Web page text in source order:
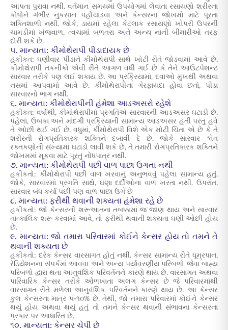
આપતા પુરાવા નથી. વર્તમાન સમયમાં ઉપયોગમાં લેવાતા રસાયણો શરીરના
કોષોને ગંભીર નુકસાન પહોંચાડવા અને કેન્સરના જોખમો માટે પૂરતા
શક્તિશાળી નથી. જોકે, ડાયમાં રહેલા કેટલાક રસાયણો ખોપરી ઉપરની
ચામડીમાં ખંજવાળ, ત્વચામાં બળતરા અને અન્ય નાની બીમારીઓ તરફ
દોરી શકે છે.
૫. માન્યતા: કીમોથેરાપી પીડાદાયક છે
હકીકત: ઘણીવાર પીડાને કીમોથેરાપી સાથે ખોટી રીતે જોડવામાં આવે છે.
કીમોથેરાપી તકનીકો એવી રીતે આગળ વધી ગઈ છે કે તેને આઉટપેશન્ટ
સારવાર તરીકે પણ લઈ શકાય છે. આ પ્રક્રિયામાં, દવાઓ મુખથી અથવા
નસમાં આપવામાં આવે છે. કીમોથેરાપીના ગેરફાયદા હોવા છતાં, પીડા
સારવારનો ભાગ નથી.
૬. માન્યતા: કીમોથેરાપીની હંમેશા આડઅસરો રહેશે
હકીકત: વર્ષોથી, કીમોથેરાપીમાં પ્રગતિએ સારવારની આડઅસર ઘટાડી છે.
પહેલાં, ઉબકા અને માંદગી પ્રક્રિયાની સામાન્ય આડઅસર હતી પરંતુ હવે
તે ઓછી થઈ ગઈ છે. વધુમાં, કીમોથેરાપી વિશે એક મોટી ચિંતા એ છે કે તે
શરીરની રોગપ્રતિકારક શક્તિને દબાવી દે છે. જોકે સારવાર શ્વેત
રક્તકણોની સંખ્યામાં ઘટાડો લાવી શકે છે, તે તમારી રોગપ્રતિકારક શક્તિને
જોખમમાં મૂકવા માટે પૂરતું નોંધપાત્ર નથી.
૭. માન્યતા: કીમોથેરાપી પછી વાળ પાછા ઉગતા નથી
હકીકતો: કીમોથેરાપી પછી વાળ ખરવાનું અનુભવવું પહેલા સામાન્ય હતું.
જોકે, સારવારમાં પ્રગતિ સાથે, ઘણા દર્દીઓના વાળ ખરતા નથી. ઉપરાંત,
સારવાર બંધ કર્યા પછી પણ વાળ પાછા ઉગે છે
૮. માન્યતા: ફરીથી થવાની શક્યતા હંમેશા રહે છે
હકીકતો: જો કેન્સરની શરૂઆતના તબક્કામાં જ જાણ થાય અને સારવાર
તાત્કાલિક શરૂ કરવામાં આવે, તો ફરીથી થવાની શક્યતા ઘણી ઓછી હોય
છે.
૯. માન્યતા: જો તમારા પરિવારમાં કોઈને કેન્સર હોય તો તમને તે
થવાની શક્યતા છે
હકીકતો: દરેક કેન્સર વારસાગત હોતું નથી. કેન્સર સામાન્ય રીતે ધૂમ્રપાન,
રેડિયેશનના સંપર્કમાં આવવા અને અન્ય પર્યાવરણીય પરિબળો જેવા બાહ્ય
પરિબળો દ્વારા થતા આનુવંશિક પરિવર્તનને કારણે થાય છે. વારસાગત અથવા
પારિવારિક કેન્સર તરીકે ઓળખાતા અલગ કેન્સર છે જે પરિવારમાંથી
વારસાગત રીતે મળેલા આનુવંશિક પરિવર્તનને કારણે થાય છે. આ કેન્સર
કુલ કેન્સરના માત્ર ૫-૧૦% છે. તેથી, જો તમારા પરિવારમાં કોઈને કેન્સર
થયું હોય અથવા થયું હતું તો તમને કેન્સર થવાની સંભાવના કેન્સરના
પ્રકાર પર આધારિત છે.
૧૦. માન્યતા: કેન્સર ચેપી છે